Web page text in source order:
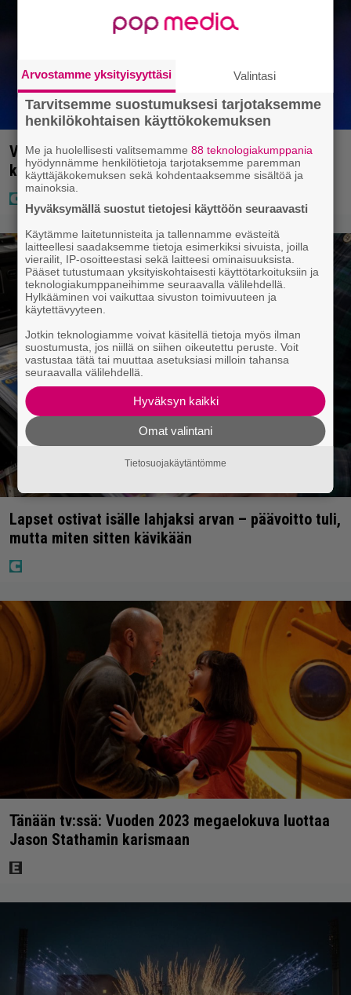
Vappu Pimiältä lisää lomakuvia – ”Aina niin
kauniina ja tyylikkäänä”
Lapset ostivat isälle lahjaksi arvan – päävoitto tuli,
mutta miten sitten kävikään
Tänään tv:ssä: Vuoden 2023 megaelokuva luottaa
Jason Stathamin karismaan
Arvostamme yksityisyyttäsi Valintasi
Tarvitsemme suostumuksesi tarjotaksemme
henkilökohtaisen käyttökokemuksen
Me ja huolellisesti valitsemamme88 teknologiakumppania
hyödynnämme henkilötietoja tarjotaksemme paremman
käyttäjäkokemuksen sekä kohdentaaksemme sisältöä ja
mainoksia.
Hyväksymällä suostut tietojesi käyttöön seuraavasti
Käytämme laitetunnisteita ja tallennamme evästeitä
laitteellesi saadaksemme tietoja esimerkiksi sivuista, joilla
vierailit, IP-osoitteestasi sekä laitteesi ominaisuuksista.
Pääset tutustumaan yksityiskohtaisesti käyttötarkoituksiin ja
teknologiakumppaneihimme seuraavalla välilehdellä.
Hylkääminen voi vaikuttaa sivuston toimivuuteen ja
käytettävyyteen.
Jotkin teknologiamme voivat käsitellä tietoja myös ilman
suostumusta, jos niillä on siihen oikeutettu peruste. Voit
vastustaa tätä tai muuttaa asetuksiasi milloin tahansa
seuraavalla välilehdellä.
Hyväksyn kaikki
Omat valintani
Tietosuojakäytäntömme